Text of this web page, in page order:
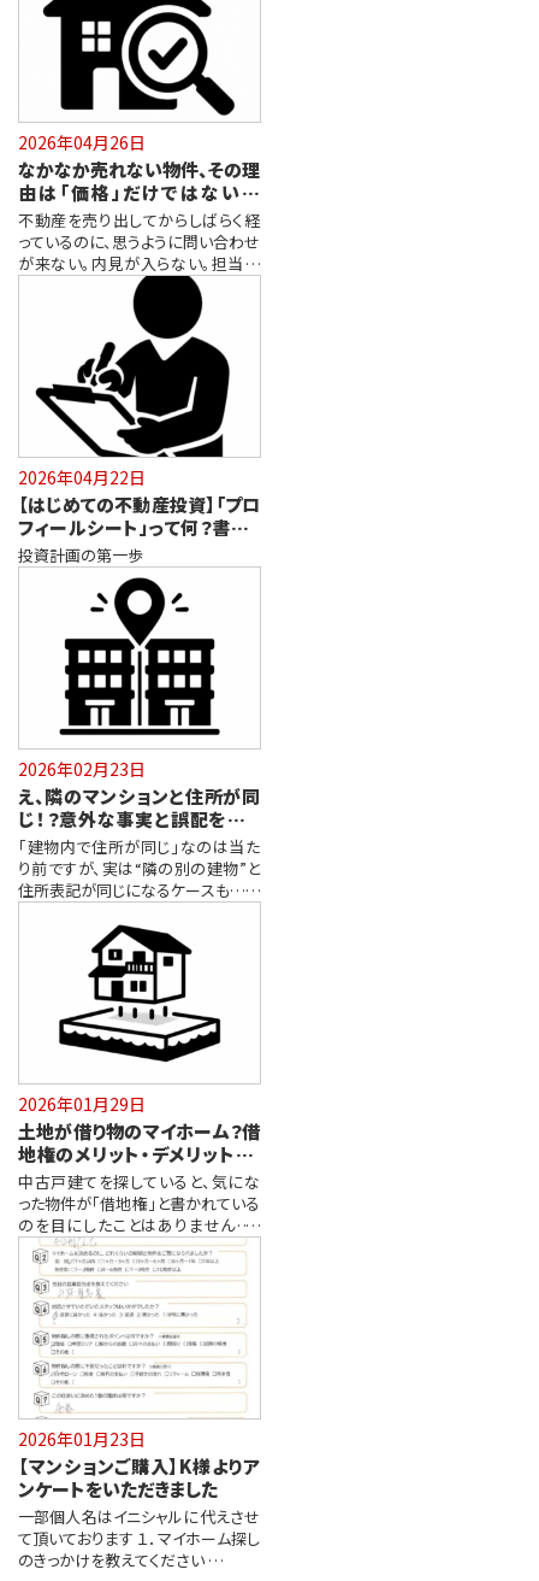
2026年04月26日
なかなか売れない物件、その理
由は「価格」だけではないか
も…
不動産を売り出してからしばらく経
っているのに、思うように問い合わせ
が来ない。内見が入らない。担当者
2026年04月22日
【はじめての不動産投資】「プロ
フィールシート」って何？書くメ
リットとコツを解説！
投資計画の第一歩
2026年02月23日
え、隣のマンションと住所が同
じ！？意外な事実と誤配を防ぐ
コツ
「建物内で住所が同じ」なのは当た
り前ですが、実は“隣の別の建物”と
住所表記が同じになるケースもある
2026年01月29日
土地が借り物のマイホーム？借
地権のメリット・デメリットと、
内見前に確認したい注意点
中古戸建てを探していると、気にな
った物件が「借地権」と書かれている
のを目にしたことはありませんか。
借地…
2026年01月23日
【マンションご購入】K様よりア
ンケートをいただきました
一部個人名はイニシャルに代えさせ
て頂いております １．マイホーム探し
のきっかけを教えてください …